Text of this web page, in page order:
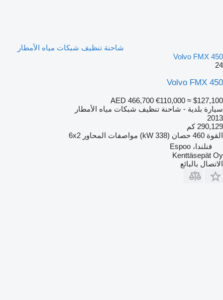
شاحنة تنظيف شبكات مياه الأمطار
Volvo FMX 450
24
Volvo FMX 450
AED 466,700 €110,000 ≈ $127,100
سيارة بلدية - شاحنة تنظيف شبكات مياه الأمطار
2013
290,129 كم
القوة 460 حصان (338 kW) مواصفات المحاور 6x2
فنلندا، Espoo
Kenttäsepät Oy
الاتصال بالبائع